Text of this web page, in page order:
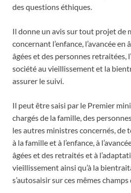
des questions éthiques.
Il donne un avis sur tout projet de
concernant l’enfance, l’avancée en
âgées et des personnes retraitées,
société au vieillissement et la
assurer le suivi.
Il peut être saisi par le Premier
chargés de la famille, des
les autres ministres concernés,
à la famille et à l’enfance, à
âgées et des retraités et à
vieillissement ainsi qu’à la
s’autosaisir sur ces mêmes